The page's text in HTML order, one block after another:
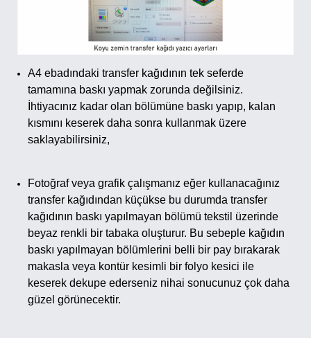
A4 ebadındaki transfer kağıdının tek seferde
tamamına baskı yapmak zorunda değilsiniz.
İhtiyacınız kadar olan bölümüne baskı yapıp, kalan
kısmını keserek daha sonra kullanmak üzere
saklayabilirsiniz,
Fotoğraf veya grafik çalışmanız eğer kullanacağınız
transfer kağıdından küçükse bu durumda transfer
kağıdının baskı yapılmayan bölümü tekstil üzerinde
beyaz renkli bir tabaka oluşturur. Bu sebeple kağıdın
baskı yapılmayan bölümlerini belli bir pay bırakarak
makasla veya kontür kesimli bir folyo kesici ile
keserek dekupe ederseniz nihai sonucunuz çok daha
güzel görünecektir.